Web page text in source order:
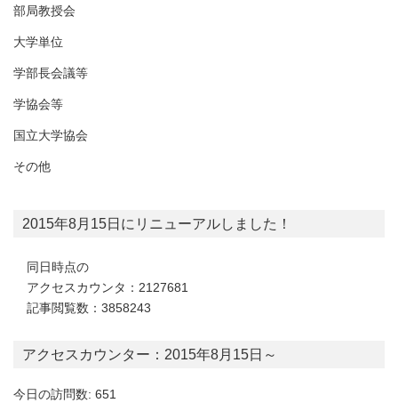
部局教授会
大学単位
学部長会議等
学協会等
国立大学協会
その他
2015年8月15日にリニューアルしました！
同日時点の
アクセスカウンタ：2127681
記事閲覧数：3858243
アクセスカウンター：2015年8月15日～
今日の訪問数: 651